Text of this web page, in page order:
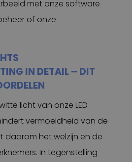
met onze software
of onze
IN DETAIL – DIT
licht van onze LED
vermoeidheid van de
daarom het welzijn en de
In tegenstelling